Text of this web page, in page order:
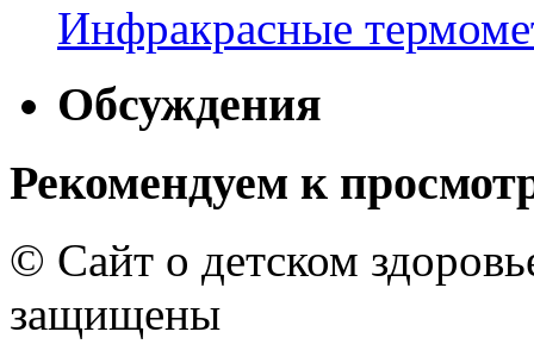
Инфракрасные
Обсуждения
Рекомендуем к
© Сайт о детском
защищены